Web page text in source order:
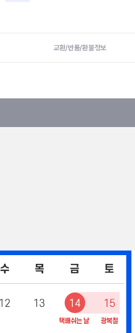
교환/반품/환불정보